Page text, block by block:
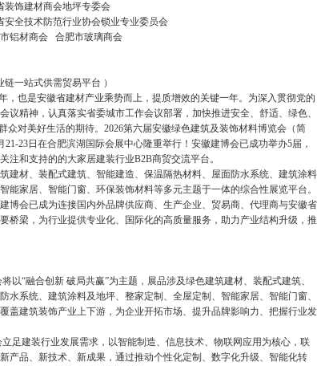
饰建材商会地坪专委会
技术防范行业协会锁业专业委员会
铝材商会 合肥市玻璃商会
链一站式供需贸易平台 ）
，也是安徽省建材产业乘势而上，提质增效的关键一年。为深入贯彻党的
议精神，认真落实省委城市工作会议部署，加快推进安全、舒适、绿色、
众对美好生活的期待。2026第六届安徽绿色建筑及装饰材料博览会（简
21-23日在合肥滨湖国际会展中心隆重举行！安徽建博会已成功举办5届，
注和支持的的大家居建装行业B2B商贸交流平台。
建材、装配式建筑、智能建造、保温隔热材料‌、屋面防水系统、建筑涂料
能家居、智能门窗、环保装饰材料‌等多元主题于一体的综合性展览平台。
博会已成为连接国内外品牌供应商、生产企业、贸易商、代理商与安徽省
桥梁，为行业提供专业化、国际化的高质量服务，助力产业结构升级，推
以“融合创新 破局共赢”为主题，展品涉及绿色建筑建材、装配式建筑、
水系统、建筑涂料及地坪、整家定制、全屋定制、智能家居、智能门窗、
盖建筑装饰产业上下游，为企业开拓市场、提升品牌影响力、把握行业发
足建装行业发展需求，以智能制造、信息技术、物联网应用为核心，联
产品、新技术、新成果，通过推动个性化定制、数字化升级、智能化转